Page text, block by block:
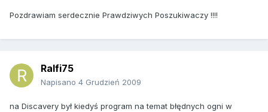
Pozdrawiam serdecznie Prawdziwych Poszukiwaczy !!!!
Ralfi75
Napisano 4 Grudzień 2009
na Discavery był kiedyś program na temat błędnych ogni w